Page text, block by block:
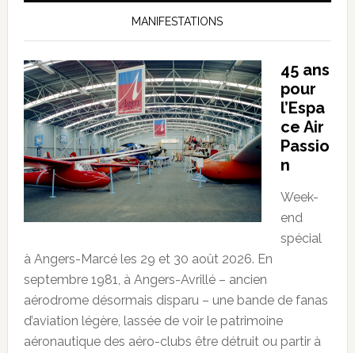
MANIFESTATIONS
45 ans
pour
l’Espa
ce Air
Passio
n
Week-
end
spécial
à Angers-Marcé les 29 et 30 août 2026. En
septembre 1981, à Angers-Avrillé – ancien
aérodrome désormais disparu – une bande de fanas
d’aviation légère, lassée de voir le patrimoine
aéronautique des aéro-clubs être détruit ou partir à